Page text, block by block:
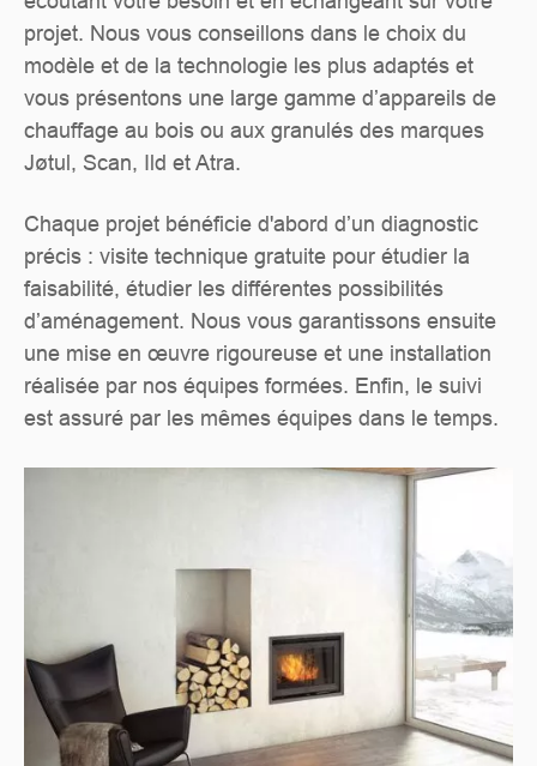
projet. Nous vous conseillons dans le choix du
modèle et de la technologie les plus adaptés et
vous présentons une large gamme d’appareils de
chauffage au bois ou aux granulés des marques
Jøtul, Scan, Ild et Atra.
Chaque projet bénéficie d'abord d’un diagnostic
précis : visite technique gratuite pour étudier la
faisabilité, étudier les différentes possibilités
d’aménagement. Nous vous garantissons ensuite
une mise en œuvre rigoureuse et une installation
réalisée par nos équipes formées. Enfin, le suivi
est assuré par les mêmes équipes dans le temps.